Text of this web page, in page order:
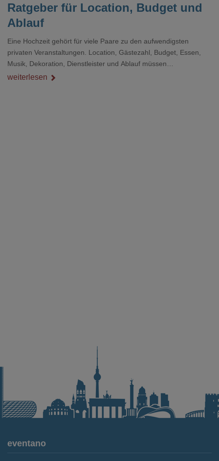
Ratgeber für Location, Budget und
Ablauf
Eine Hochzeit gehört für viele Paare zu den aufwendigsten
privaten Veranstaltungen. Location, Gästezahl, Budget, Essen,
Musik, Dekoration, Dienstleister und Ablauf müssen
zusammenpassen, damit der Tag gut organisiert ist und trotzdem
weiterlesen
eventano